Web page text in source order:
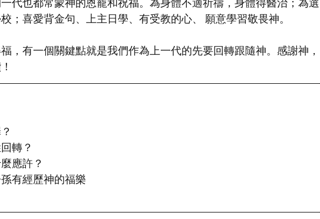
；喜愛背金句、上主日學、有受教的心、 願意學習敬畏神。
，有一個關鍵點就是我們作為上一代的先要回轉跟隨神。感謝神，
轉？
應許？
有經歷神的福樂